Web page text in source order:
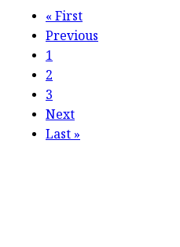
«First
Previous
1
2
3
Next
Last»